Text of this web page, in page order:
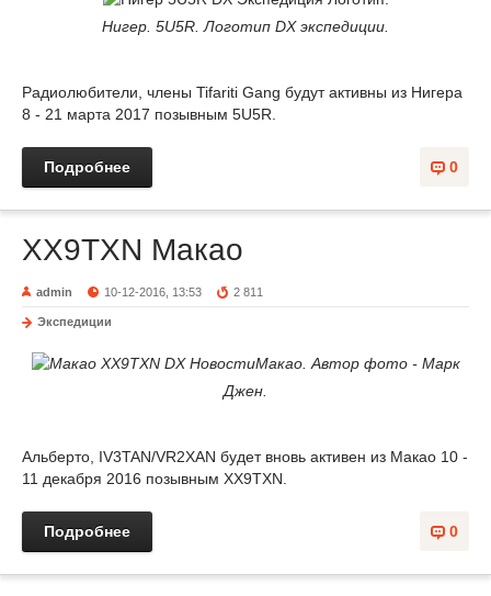
Нигер. 5U5R. Логотип DX экспедиции.
Радиолюбители, члены Tifariti Gang будут активны из Нигера
8 - 21 марта 2017 позывным 5U5R.
0
Подробнее
XX9TXN Макао
admin 10-12-2016, 13:53 2 811
Экспедиции
Макао. Автор фото - Марк
Джен.
Альберто, IV3TAN/VR2XAN будет вновь активен из Макао 10 -
11 декабря 2016 позывным XX9TXN.
0
Подробнее